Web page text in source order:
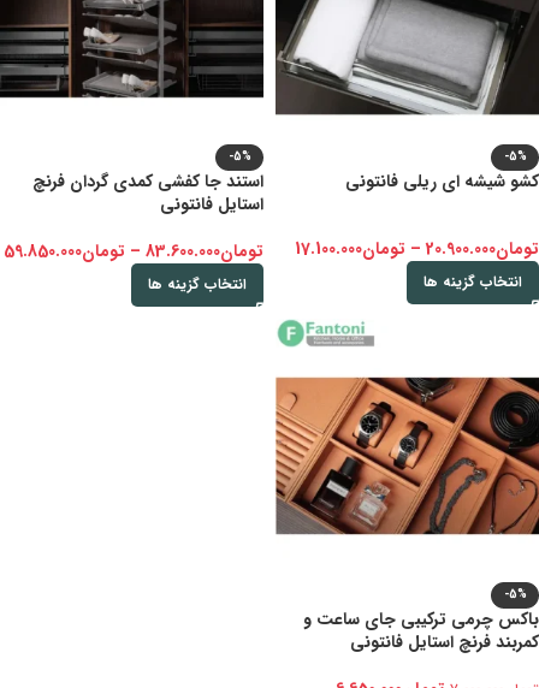
-5%
کشو شیشه ای ریلی فانتونی
تومان20.900.000
– تومان17.100.000
انتخاب گزینه ها
-5%
استند جا کفشی کمدی گردان فرنچ
استایل فانتونی
تومان83.600.000
– تومان59.850.000
انتخاب گزینه ها
-5%
باکس چرمی ترکیبی جای ساعت و
کمربند فرنچ استایل فانتونی